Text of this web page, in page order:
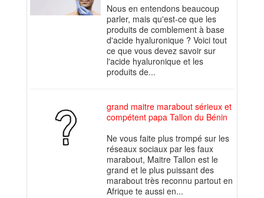
Nous en entendons beaucoup
parler, mais qu'est-ce que les
produits de comblement à base
d'acide hyaluronique ? Voici tout
ce que vous devez savoir sur
l'acide hyaluronique et les
produits de...
grand maitre marabout sérieux et
compétent papa Tallon du Bénin
Ne vous faite plus trompé sur les
réseaux sociaux par les faux
marabout, Maitre Tallon est le
grand et le plus puissant des
marabout très reconnu partout en
Afrique te aussi en...